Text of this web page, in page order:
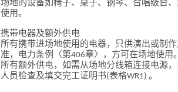
场地的设备如椅子、桌子、钢琴、合唱级台
使用。
携带电器及额外供电
所有携带进场地使用的电器，只供演出或制
准，电力条例〈第406章〉，方可在场地使用。
所有额外供电，如需从场地分线箱连接电源
人员检查及填交完工证明书(表格WR1) 。